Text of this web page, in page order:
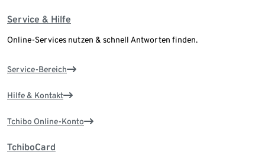
Service & Hilfe
Online-Services nutzen & schnell Antworten finden.
Service-Bereich
Hilfe & Kontakt
Tchibo Online-Konto
TchiboCard